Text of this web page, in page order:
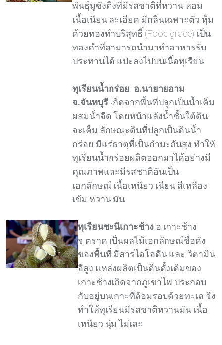
พันธุ์มูซังคิงที่มีรสชาติที่หวาน หอม
เนื้อเนียน ละเอียด มีกลิ่นเฉพาะตัว หุ้ม
ด้วยทองทำบริสุทธิ์ (Food grade) เป็น
ทองคำที่สามารถนำมาทำอาหารรับ
ประทานได้ แปะลงไปบนเนื้อทุเรียน
ทุเรียนน้ำกร่อย อ.นายายอาม
จ.จันทบุรีเกิดจากพื้นที่ปลูกเป็นน้ำเค็ม
ผสมน้ำจืด โดยหน้าแล้งน้ำชั้นใต้ดิน
จะเค็ม ลักษณะดินที่ปลูกเป็นดินน้ำ
กร่อย มีแร่ธาตุที่เป็นกำมะถันสูง ทำให้
ทุเรียนน้ำกร่อยผลิตออกมาได้อย่างมี
คุณภาพและมีรสชาติอันเป็น
เอกลักษณ์ เนื้อเหนียว เนียน สีเหลือง
เข้ม หวาน มัน
ทุเรียนชะนีเกาะช้าง อ.เกาะช้าง
จ.ตราด เป็นผลไม้เอกลักษณ์ชื่อดัง
ของพื้นที่ มีสารไอโอดีน และ วิตามิน
อีสูง แหล่งผลิตเป็นดินดั้งเดิมของ
เกาะช้างเกิดจากภูเขาไฟ ประกอบ
กับอยู่บนเกาะที่ล้อมรอบด้วยทะเล จึง
ทำให้ทุเรียนมีรสชาติหวานมัน เนื้อ
เหนียว นุ่ม ไม่เละ